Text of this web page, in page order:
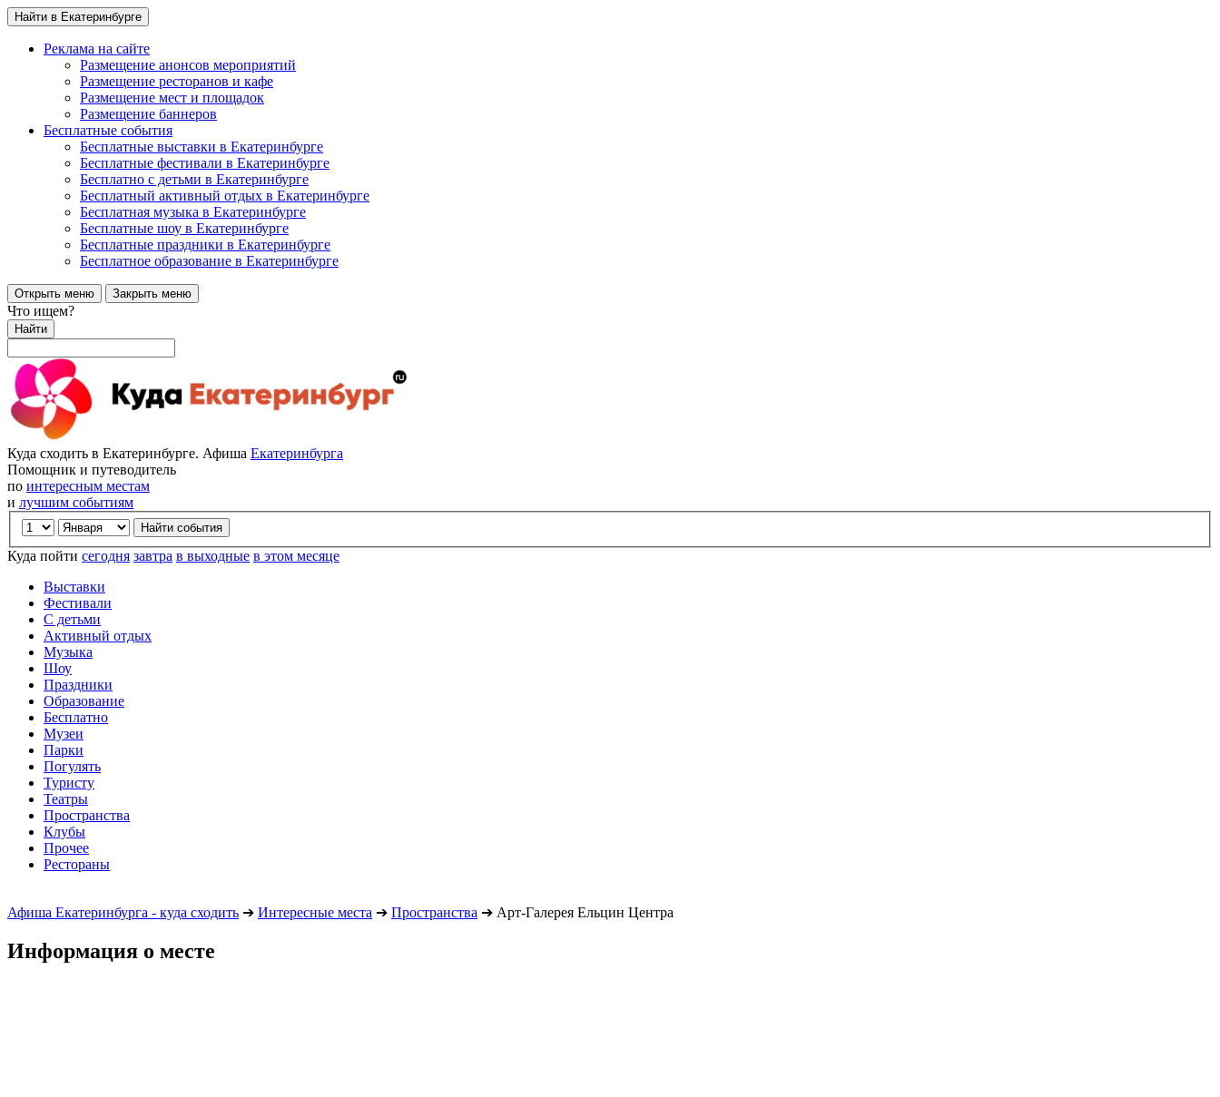
Найти в Екатеринбурге
Реклама на сайте
Размещение анонсов мероприятий
Размещение ресторанов и кафе
Размещение мест и площадок
Размещение баннеров
Бесплатные события
Бесплатные выставки в Екатеринбурге
Бесплатные фестивали в Екатеринбурге
Бесплатно с детьми в Екатеринбурге
Бесплатный активный отдых в Екатеринбурге
Бесплатная музыка в Екатеринбурге
Бесплатные шоу в Екатеринбурге
Бесплатные праздники в Екатеринбурге
Бесплатное образование в Екатеринбурге
Открыть меню Закрыть меню
Что ищем?
Найти
Куда сходить в Екатеринбурге. Афиша Екатеринбурга
Помощник и путеводитель
по интересным местам
и лучшим событиям
Куда пойти сегодня завтра в выходные в этом месяце
Выставки
Фестивали
С детьми
Активный отдых
Музыка
Шоу
Праздники
Образование
Бесплатно
Музеи
Парки
Погулять
Туристу
Театры
Пространства
Клубы
Прочее
Рестораны
Афиша Екатеринбурга - куда сходить ➔ Интересные места ➔ Пространства ➔ Арт-Галерея Ельцин Центра
Информация о месте